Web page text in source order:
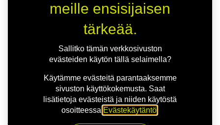
meille ensisijaisen
tärkeää.
Sallitko tämän verkkosivuston
evästeiden käytön tällä selaimella?
Käytämme evästeitä parantaaksemme
sivuston käyttökokemusta. Saat
lisätietoja evästeistä ja niiden käytöstä
osoitteessa Evästekäytäntö